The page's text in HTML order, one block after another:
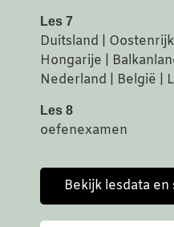
Les 7
Duitsland |
Hongarije |
Nederland | België |
Les 8
oefenexamen
Bekijk lesdata